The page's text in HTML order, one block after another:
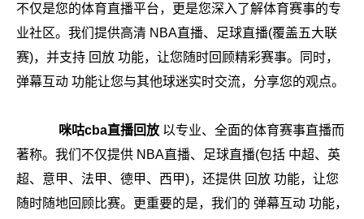
不仅是您的体育直播平台，更是您深入了解体育赛事的专
业社区。我们提供高清 NBA直播、足球直播(覆盖五大联
赛)，并支持 回放 功能，让您随时回顾精彩赛事。同时，
弹幕互动 功能让您与其他球迷实时交流，分享您的观点。
咪咕cba直播回放 以专业、全面的体育赛事直播而
著称。我们不仅提供 NBA直播、足球直播(包括 中超、英
超、意甲、法甲、德甲、西甲)，还提供 回放 功能，让您
随时随地回顾比赛。更重要的是，我们的 弹幕互动 功能，